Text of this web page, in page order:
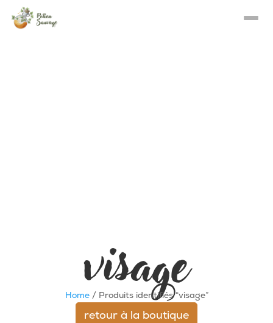
visage
Home/ Produits identifiés “visage”
retour à la boutique